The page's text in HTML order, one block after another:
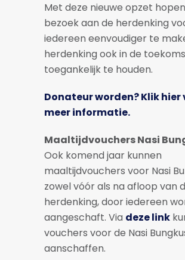
Met deze nieuwe opzet
bezoek aan de herdenking
iedereen eenvoudiger te
herdenking ook in de
toegankelijk te houden.
Donateur worden? Klik hier
meer informatie.
Maaltijdvouchers Nasi
Ook komend jaar kunnen
maaltijdvouchers voor Nasi
zowel vóór als na afloop van
herdenking, door iedereen
aangeschaft. Via deze link
vouchers voor de Nasi
aanschaffen.